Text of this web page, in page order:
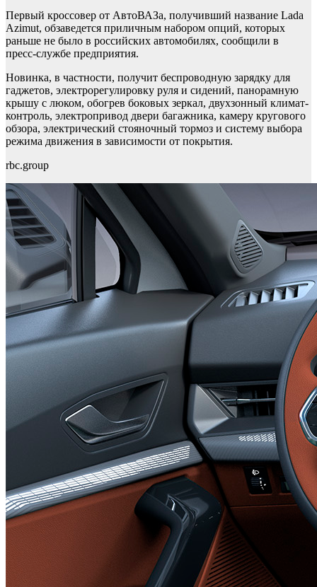
Первый кроссовер от АвтоВАЗа, получивший название Lada
Azimut, обзаведется приличным набором опций, которых
раньше не было в российских автомобилях, сообщили в
пресс-службе предприятия.
Новинка, в частности, получит беспроводную зарядку для
гаджетов, электрорегулировку руля и сидений, панорамную
крышу с люком, обогрев боковых зеркал, двухзонный климат-
контроль, электропривод двери багажника, камеру кругового
обзора, электрический стояночный тормоз и систему выбора
режима движения в зависимости от покрытия.
rbc.group